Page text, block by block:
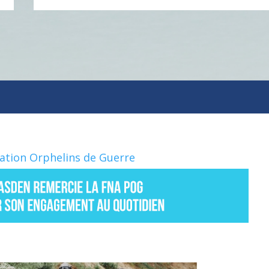
Orphelins de Guerre